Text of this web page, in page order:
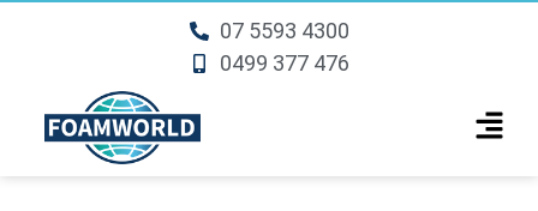
07 5593 4300
0499 377 476